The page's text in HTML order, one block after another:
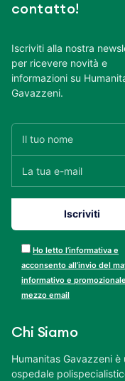
contatto!
Iscriviti alla nostra
per ricevere novità e
informazioni su
Gavazzeni.
Ho letto l’informativa e
acconsento all’invio del
informativo e
mezzo email
Chi Siamo
Humanitas Gavazzeni è
ospedale